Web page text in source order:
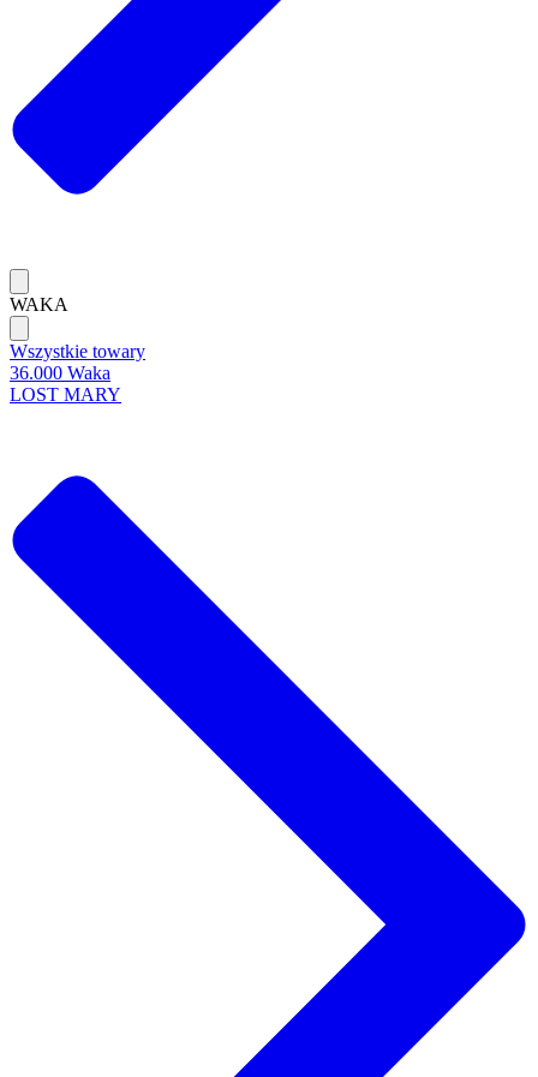
WAKA
Wszystkie towary
36.000 Waka
LOST MARY